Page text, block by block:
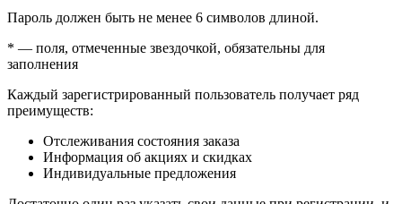
Пароль должен быть не менее 6 символов длиной.
* — поля, отмеченные звездочкой, обязательны для
заполнения
Каждый зарегистрированный пользователь получает ряд
преимуществ:
Отслеживания состояния заказа
Информация об акциях и скидках
Индивидуальные предложения